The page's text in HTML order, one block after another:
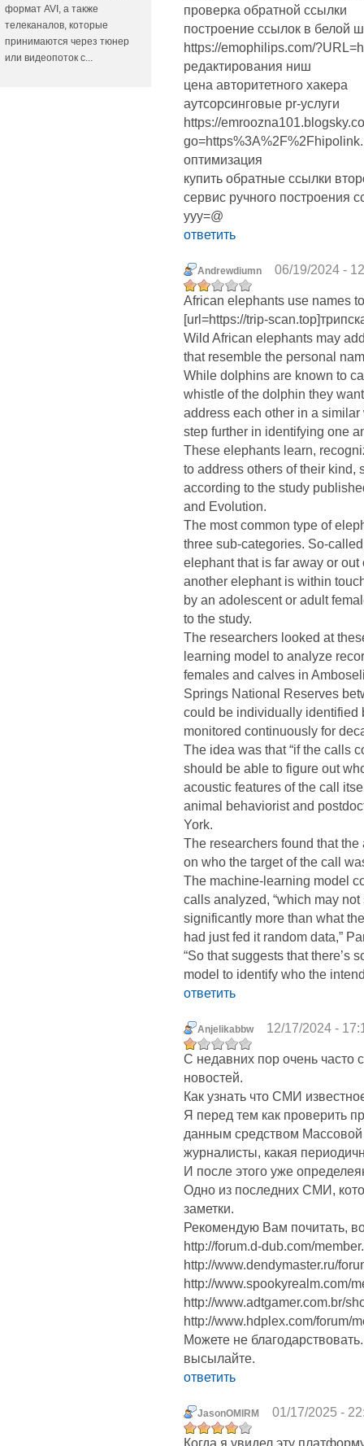
формат AVI, а также
телеканалов, которые
принимаются через тюнер
или видеопоток с...
проверка обратной ссылки
построение ссылок в белой
https://emophilips.com/
редактирования ниш
цена авторитетного хакера
аутсорсинговые pr-услуги
https://
оптимизация
купить обратные ссылки
сервис ручного построения
yyy=@
ответить
Andrewdiumn 06/19/2024 -
African elephants use names
[url=https://trip-
Wild African elephants may
that resemble the personal
While dolphins are known to
whistle of the dolphin they
address each other in a
step further in identifying one
These elephants learn,
to address others of their kind,
according to the study
and Evolution.
The most common type of
three sub-categories. So-
elephant that is far away or
another elephant is within
by an adolescent or adult
to the study.
The researchers looked at
learning model to analyze
females and calves in
Springs National Reserves
could be individually identified
monitored continuously for
The idea was that “if the calls
should be able to figure out
acoustic features of the call
animal behaviorist and
York.
The researchers found that
on who the target of the call
The machine-learning model
calls analyzed, “which may
significantly more than what
had just fed it random data,”
“So that suggests that there’s
model to identify who the
ответить
Anjelikabbw 12/17/2024 -
С недавних пор очень часто
новостей.
Как узнать что СМИ
Я перед тем как проверить
данным средством
журналисты, какая
И после этого уже
Одно из последних СМИ,
заметки.
Рекомендую Вам почитать,
http://forum.d-dub.com/
http://www.dendymaster.ru/
http://www.spookyrealm.com/
http://www.adtgamer.com.br/
http://www.hdplex.com/forum/
Можете не
высылайте.
ответить
JasonOMIRM 01/17/2025 -